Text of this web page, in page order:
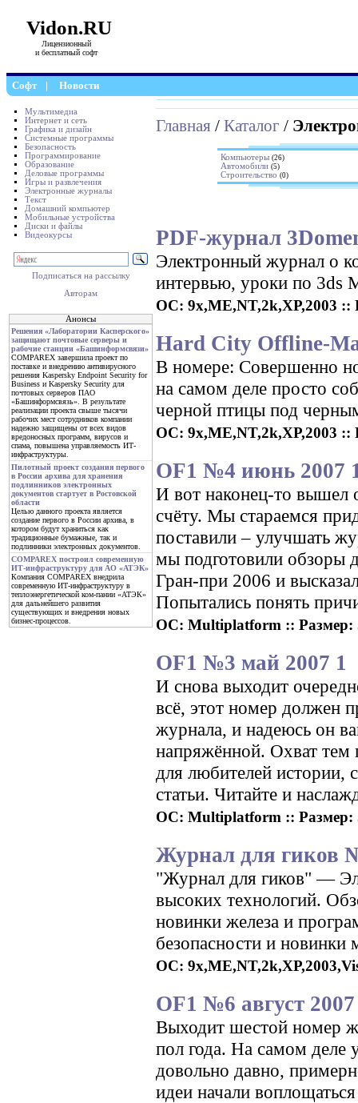
Vidon.RU
Лицензионный
и бесплатный софт
Софт | Новости
Мультимедиа
Интернет и сеть
Графика и дизайн
Системные программы
Безопасность
Программирование
Образование
Деловые программы
Игры и развлечения
Электронные журналы
Текст
Домашний компьютер
Мобильные устройства
Диски и файлы
Видеокурсы
Подписаться на рассылку
Авторам
Анонсы
Решения «Лаборатории Касперского»
защищают почтовые серверы и
рабочие станции «Башинформсвязи»
COMPAREX завершила проект по
поставке и внедрению антивирусного
решения Kaspersky Endpoint Security for
Business и Kaspersky Security для
почтовых серверов ПАО
«Башинформсвязь». В результате
реализации проекта свыше тысячи
рабочих мест сотрудников компании
надежно защищены от всех видов
вредоносных программ, вирусов и
спама, повышена управляемость ИТ-
инфраструктуры.
Пилотный проект создания первого
в России архива для хранения
подлинников электронных
документов стартует в Ростовской
области
Целью данного проекта является
создание первого в России архива, в
котором будут храниться как
традиционные бумажные, так и
подлинники электронных документов.
COMPAREX построил современную
ИТ-инфраструктуру для АО «АТЭК»
Компания COMPAREX внедрила
современную ИТ-инфраструктуру в
теплоэнергетической ком-пании «АТЭК»
для дальнейшего развития
существующих и внедрения новых
бизнес-процессов.
Главная / Каталог /
Компьютеры (26)
Автомобили (5)
Строительство (0)
PDF-журнал
Электронный журнал о
интервью, уроки по 3ds
ОС: 9x,ME,NT,2k,XP,2003 ::
Hard City Offline-
В номере: Совершенно
на самом деле просто
черной птицы под
ОС: 9x,ME,NT,2k,XP,2003 ::
OF1 №4 июнь 2007
И вот наконец-то вышел
счёту. Мы стараемся
поставили – улучшать
мы подготовили обзоры
Гран-при 2006 и
Попытались понять
ОС: Multiplatform :: Размер:
OF1 №3 май 2007 1
И снова выходит
всё, этот номер должен
журнала, и надеюсь он
напряжённой. Охват тем
для любителей истории,
статьи. Читайте и
ОС: Multiplatform :: Размер:
Журнал для гиков
"Журнал для гиков" —
высоких технологий.
новинки железа и
безопасности и новинки
ОС:
OF1 №6 август
Выходит шестой номер
пол года. На самом деле
довольно давно,
идеи начали